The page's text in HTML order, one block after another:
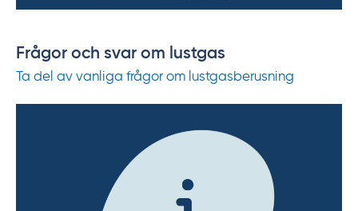
Frågor och svar om lustgas
Ta del av vanliga frågor om lustgasberusning